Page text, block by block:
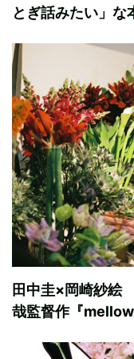
とぎ話みたい」な
田中圭×岡崎紗絵
哉監督作『